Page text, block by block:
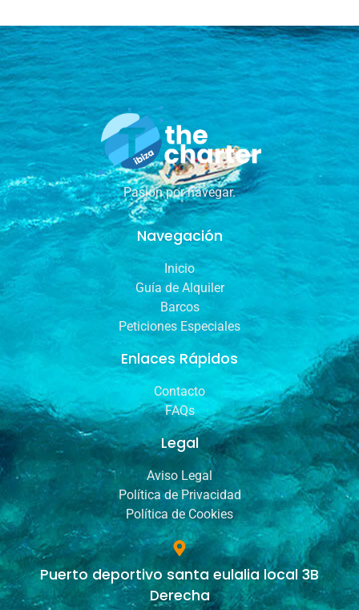
Pasión por navegar.
Navegación
Inicio
Guía de Alquiler
Barcos
Peticiones Especiales
Enlaces Rápidos
Contacto
FAQs
Legal
Aviso Legal
Política de Privacidad
Política de Cookies
Puerto deportivo santa eulalia local 3B
Derecha